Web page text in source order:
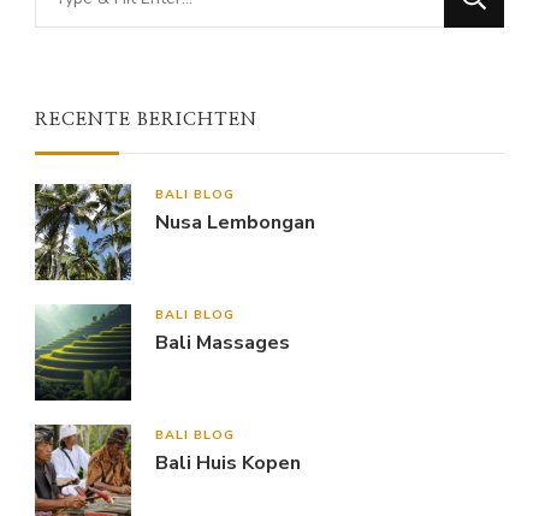
for
RECENTE BERICHTEN
BALI BLOG
Nusa Lembongan
BALI BLOG
Bali Massages
BALI BLOG
Bali Huis Kopen